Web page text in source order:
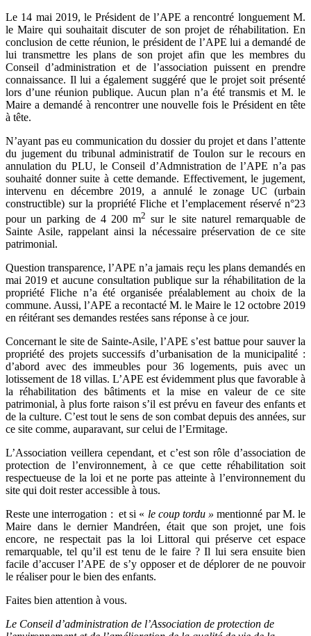
Le 14 mai 2019, le Président de l’APE a rencontré longuement M.
le Maire qui souhaitait discuter de son projet de réhabilitation. En
conclusion de cette réunion, le président de l’APE lui a demandé de
lui transmettre les plans de son projet afin que les membres du
Conseil d’administration et de l’association puissent en prendre
connaissance. Il lui a également suggéré que le projet soit présenté
lors d’une réunion publique. Aucun plan n’a été transmis et M. le
Maire a demandé à rencontrer une nouvelle fois le Président en tête
à tête.
N’ayant pas eu communication du dossier du projet et dans l’attente
du jugement du tribunal administratif de Toulon sur le recours en
annulation du PLU, le Conseil d’Admnistration de l’APE n’a pas
souhaité donner suite à cette demande. Effectivement, le jugement,
intervenu en décembre 2019, a annulé le zonage UC (urbain
constructible) sur la propriété Fliche et l’emplacement réservé n°23
pour un parking de 4 200 m2 sur le site naturel remarquable de
Sainte Asile, rappelant ainsi la nécessaire préservation de ce site
patrimonial.
Question transparence, l’APE n’a jamais reçu les plans demandés en
mai 2019 et aucune consultation publique sur la réhabilitation de la
propriété Fliche n’a été organisée préalablement au choix de la
commune. Aussi, l’APE a recontacté M. le Maire le 12 octobre 2019
en réitérant ses demandes restées sans réponse à ce jour.
Concernant le site de Sainte-Asile, l’APE s’est battue pour sauver la
propriété des projets successifs d’urbanisation de la municipalité :
d’abord avec des immeubles pour 36 logements, puis avec un
lotissement de 18 villas. L’APE est évidemment plus que favorable à
la réhabilitation des bâtiments et la mise en valeur de ce site
patrimonial, à plus forte raison s’il est prévu en faveur des enfants et
de la culture. C’est tout le sens de son combat depuis des années, sur
ce site comme, auparavant, sur celui de l’Ermitage.
L’Association veillera cependant, et c’est son rôle d’association de
protection de l’environnement, à ce que cette réhabilitation soit
respectueuse de la loi et ne porte pas atteinte à l’environnement du
site qui doit rester accessible à tous.
Reste une interrogation : et si « le coup tordu » mentionné par M. le
Maire dans le dernier Mandréen, était que son projet, une fois
encore, ne respectait pas la loi Littoral qui préserve cet espace
remarquable, tel qu’il est tenu de le faire ? Il lui sera ensuite bien
facile d’accuser l’APE de s’y opposer et de déplorer de ne pouvoir
le réaliser pour le bien des enfants.
Faites bien attention à vous.
Le Conseil d’administration de l’Association de protection de